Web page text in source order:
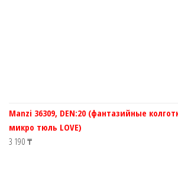
Manzi 36309, DEN:20 (фантазийные
микро тюль LOVE)
3 190 ₸